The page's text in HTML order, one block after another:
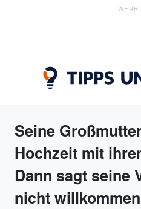
Seine
Hochzeit mit
Dann sagt seine
nicht